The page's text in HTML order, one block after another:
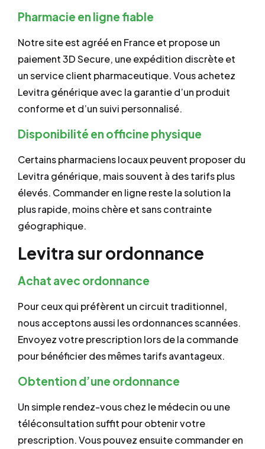
Pharmacie en ligne fiable
Notre site est agréé en France et propose un
paiement 3D Secure, une expédition discrète et
un service client pharmaceutique. Vous achetez
Levitra générique avec la garantie d’un produit
conforme et d’un suivi personnalisé.
Disponibilité en officine physique
Certains pharmaciens locaux peuvent proposer du
Levitra générique, mais souvent à des tarifs plus
élevés. Commander en ligne reste la solution la
plus rapide, moins chère et sans contrainte
géographique.
Levitra sur ordonnance
Achat avec ordonnance
Pour ceux qui préfèrent un circuit traditionnel,
nous acceptons aussi les ordonnances scannées.
Envoyez votre prescription lors de la commande
pour bénéficier des mêmes tarifs avantageux.
Obtention d’une ordonnance
Un simple rendez-vous chez le médecin ou une
téléconsultation suffit pour obtenir votre
prescription. Vous pouvez ensuite commander en